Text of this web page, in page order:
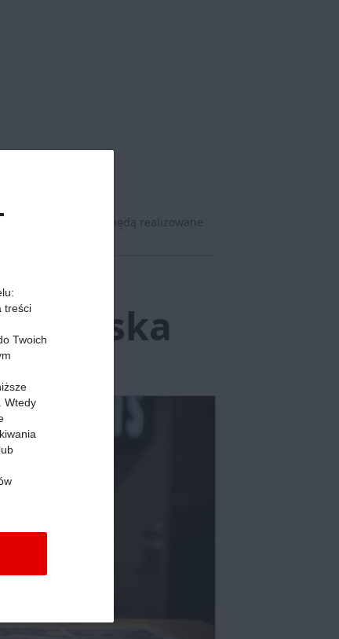
Wizz Air. Loty będą realizowane
Śląska
treści
Twoich
Wtedy